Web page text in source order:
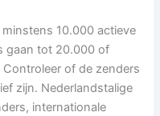
10.000 actieve
gaan tot 20.000 of
of de zenders
zijn. Nederlandstalige
internationale